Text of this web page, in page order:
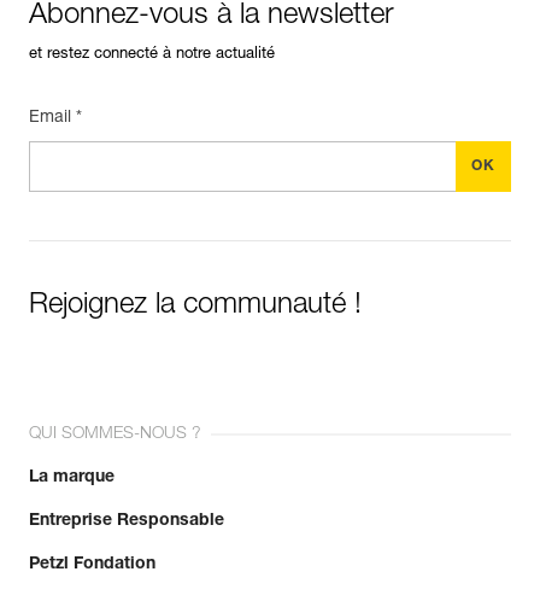
Abonnez-vous à la newsletter
et restez connecté à notre actualité
Email *
Rejoignez la communauté !
QUI SOMMES-NOUS ?
La marque
Entreprise Responsable
Petzl Fondation